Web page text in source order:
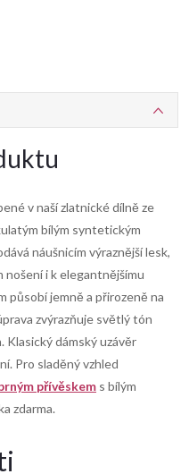
v naší zlatnické dílně ze
bílým syntetickým
náušnicím výraznější lesk,
i k elegantnějšímu
působí jemně a přirozeně na
zvýrazňuje světlý tón
Klasický dámský uzávěr
Pro sladěný vzhled
přívěskem s bílým
zdarma.